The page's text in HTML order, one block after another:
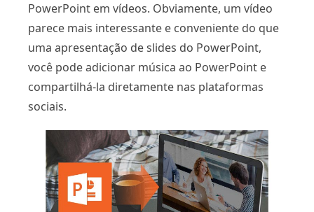
PowerPoint em vídeos. Obviamente, um vídeo
parece mais interessante e conveniente do que
uma apresentação de slides do PowerPoint,
você pode adicionar música ao PowerPoint e
compartilhá-la diretamente nas plataformas
sociais.